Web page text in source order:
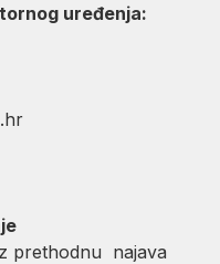
uređenja:
prethodnu najava